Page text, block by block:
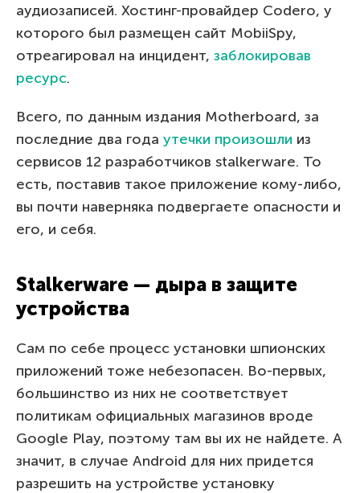
аудиозаписей. Хостинг-провайдер Codero, у
которого был размещен сайт MobiiSpy,
отреагировал на инцидент, заблокировав
ресурс.
Всего, по данным издания Motherboard, за
последние два года утечки произошли из
сервисов 12 разработчиков stalkerware. То
есть, поставив такое приложение кому-либо,
вы почти наверняка подвергаете опасности и
его, и себя.
Stalkerware — дыра в защите
устройства
Сам по себе процесс установки шпионских
приложений тоже небезопасен. Во-первых,
большинство из них не соответствует
политикам официальных магазинов вроде
Google Play, поэтому там вы их не найдете. А
значит, в случае Android для них придется
разрешить на устройстве установку